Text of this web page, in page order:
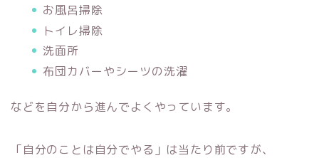
お風呂掃除
トイレ掃除
洗面所
布団カバーやシーツの洗濯
などを自分から進んでよくやっています。
「自分のことは自分でやる」は当たり前ですが、